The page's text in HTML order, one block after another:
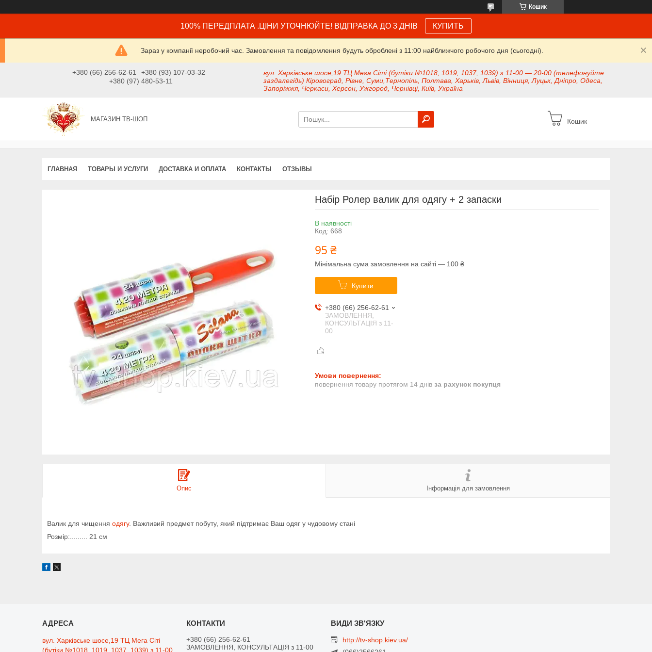
Кошик
100% ПЕРЕДПЛАТА .ЦІНИ УТОЧНЮЙТЕ! ВІДПРАВКА ДО 3 ДНІВ КУПИТЬ
Зараз у компанії неробочий час. Замовлення та повідомлення будуть оброблені з 11:00 найближчого робочого дня (сьогодні).
+380 (66) 256-62-61
+380 (93) 107-03-32
+380 (97) 480-53-11
вул. Харківське шосе,19 ТЦ Мега Сіті (бутіки №1018, 1019, 1037, 1039) з 11-00 — 20-00 (телефонуйте
заздалегідь) Кіровоград, Рівне, Суми,Тернопіль, Полтава, Харьків, Львів, Вінниця, Луцьк, Дніпро, Одеса,
Запоріжжя, Черкаси, Херсон, Ужгород, Чернівці, Київ, Україна
МАГАЗИН ТВ-ШОП Кошик
ГЛАВНАЯ ТОВАРЫ И УСЛУГИ ДОСТАВКА И ОПЛАТА КОНТАКТЫ ОТЗЫВЫ
Набір Ролер валик для одягу + 2 запаски
В наявності
Код: 668
95 ₴
Мінімальна сума замовлення на сайті — 100 ₴
Купити
+380 (66) 256-62-61
ЗАМОВЛЕННЯ,
КОНСУЛЬТАЦІЯ з 11-
00
повернення товару протягом 14 днів за рахунок покупця
Опис Інформація для замовлення
Валик для чищення одягу. Важливий предмет побуту, який підтримає Ваш одяг у чудовому стані
Розмір:......... 21 см
вул. Харківське шосе,19 ТЦ Мега Сіті
(бутіки №1018, 1019, 1037, 1039) з 11-00
+380 (66) 256-62-61
ЗАМОВЛЕННЯ, КОНСУЛЬТАЦІЯ з 11-00
http://tv-shop.kiev.ua/